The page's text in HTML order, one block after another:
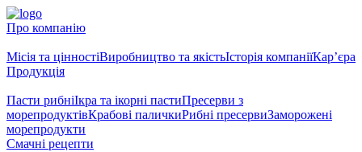
Про компанію
Місія та цінностіВиробництво та якістьІсторія компаніїКар’єра
Продукція
Пасти рибніІкра та ікорні пастиПресерви з
морепродуктівКрабові паличкиРибні пресервиЗаморожені
морепродукти
Смачні рецепти